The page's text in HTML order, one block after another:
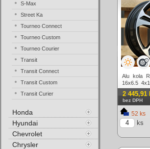
Alu kola
16x6.5
leštění
2 445,91
bez DPH
52 ks
ks
S-Max
Street Ka
Tourneo Connect
Tourneo Custom
Tourneo Courier
Transit
Transit Connect
Transit Custom
Transit Curier
Honda
Hyundai
Chevrolet
Chrysler